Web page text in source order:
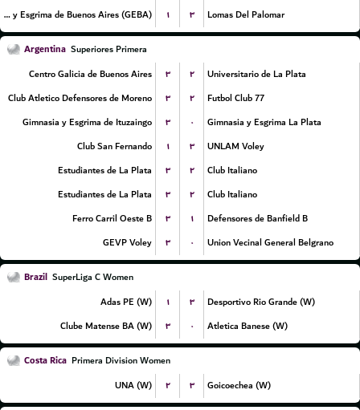
Gimnasia y Esgrima de Buenos Aires (GEBA)
۱ ۳ Lomas Del Palomar
Argentina Superiores Primera
Centro Galicia de Buenos Aires
۳ ۲
Universitario de La Plata
Club Atletico Defensores de Moreno
۳ ۲
77 Futbol Club
Gimnasia y Esgrima de Ituzaingo
۳ ۰
Gimnasia y Esgrima La Plata
Club San Fernando
۱ ۳
UNLAM Voley
Estudiantes de La Plata
۳ ۲
Club Italiano
Estudiantes de La Plata
۳ ۲
Club Italiano
Ferro Carril Oeste B
۳ ۱
Defensores de Banfield B
GEVP Voley
۳ ۰ Union Vecinal General Belgrano
Brazil SuperLiga C Women
Adas PE (W)
۱ ۳
Desportivo Rio Grande (W)
Clube Matense BA (W)
۳ ۰ Atletica Banese (W)
Costa Rica Primera Division Women
UNA (W)
۲ ۳ Goicoechea (W)